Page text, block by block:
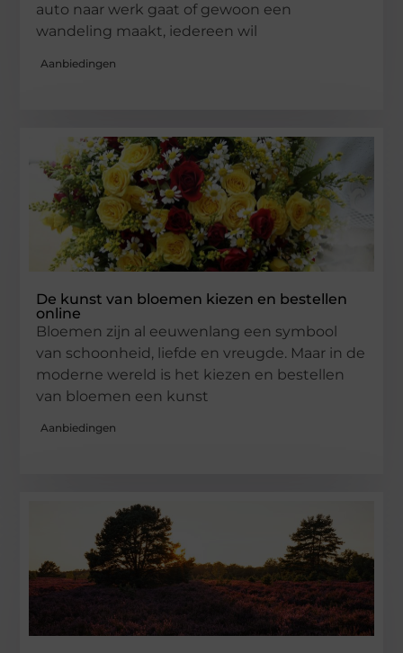
auto naar werk gaat of gewoon een
wandeling maakt, iedereen wil
Aanbiedingen
De kunst van bloemen kiezen en bestellen
online
Bloemen zijn al eeuwenlang een symbool
van schoonheid, liefde en vreugde. Maar in de
moderne wereld is het kiezen en bestellen
van bloemen een kunst
Aanbiedingen